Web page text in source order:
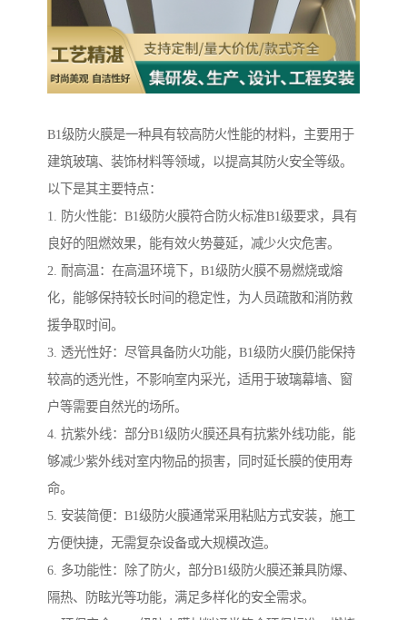
B1级防火膜是一种具有较高防火性能的材料，主要用于
建筑玻璃、装饰材料等领域，以提高其防火安全等级。
以下是其主要特点：
1. 防火性能：B1级防火膜符合防火标准B1级要求，具有
良好的阻燃效果，能有效火势蔓延，减少火灾危害。
2. 耐高温：在高温环境下，B1级防火膜不易燃烧或熔
化，能够保持较长时间的稳定性，为人员疏散和消防救
援争取时间。
3. 透光性好：尽管具备防火功能，B1级防火膜仍能保持
较高的透光性，不影响室内采光，适用于玻璃幕墙、窗
户等需要自然光的场所。
4. 抗紫外线：部分B1级防火膜还具有抗紫外线功能，能
够减少紫外线对室内物品的损害，同时延长膜的使用寿
命。
5. 安装简便：B1级防火膜通常采用粘贴方式安装，施工
方便快捷，无需复杂设备或大规模改造。
6. 多功能性：除了防火，部分B1级防火膜还兼具防爆、
隔热、防眩光等功能，满足多样化的安全需求。